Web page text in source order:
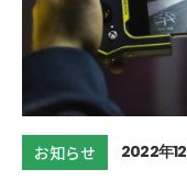
お知らせ 2022年